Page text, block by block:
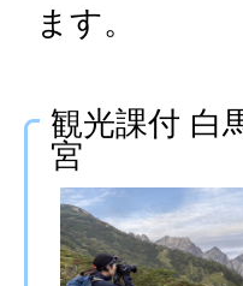
ます。
観光課付 白
宮